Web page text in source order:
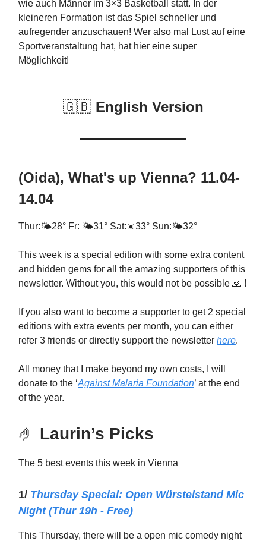
wie auch Männer im 3×3 Basketball statt. In der
kleineren Formation ist das Spiel schneller und
aufregender anzuschauen! Wer also mal Lust auf eine
Sportveranstaltung hat, hat hier eine super
Möglichkeit!
🇬🇧English Version
(Oida), What's up Vienna? 11.04-
14.04
Thur:🌤28° Fr: 🌤31° Sat:☀33° Sun:🌤32°
This week is a special edition with some extra content
and hidden gems for all the amazing supporters of this
newsletter. Without you, this would not be possible 🙏 !
If you also want to become a supporter to get 2 special
editions with extra events per month, you can either
refer 3 friends or directly support the newsletter here.
All money that I make beyond my own costs, I will
donate to the ‘Against Malaria Foundation’ at the end
of the year.
🤌 Laurin’s Picks
The 5 best events this week in Vienna
1/ Thursday Special: Open Würstelstand Mic
Night (Thur 19h - Free)
This Thursday, there will be a open mic comedy night